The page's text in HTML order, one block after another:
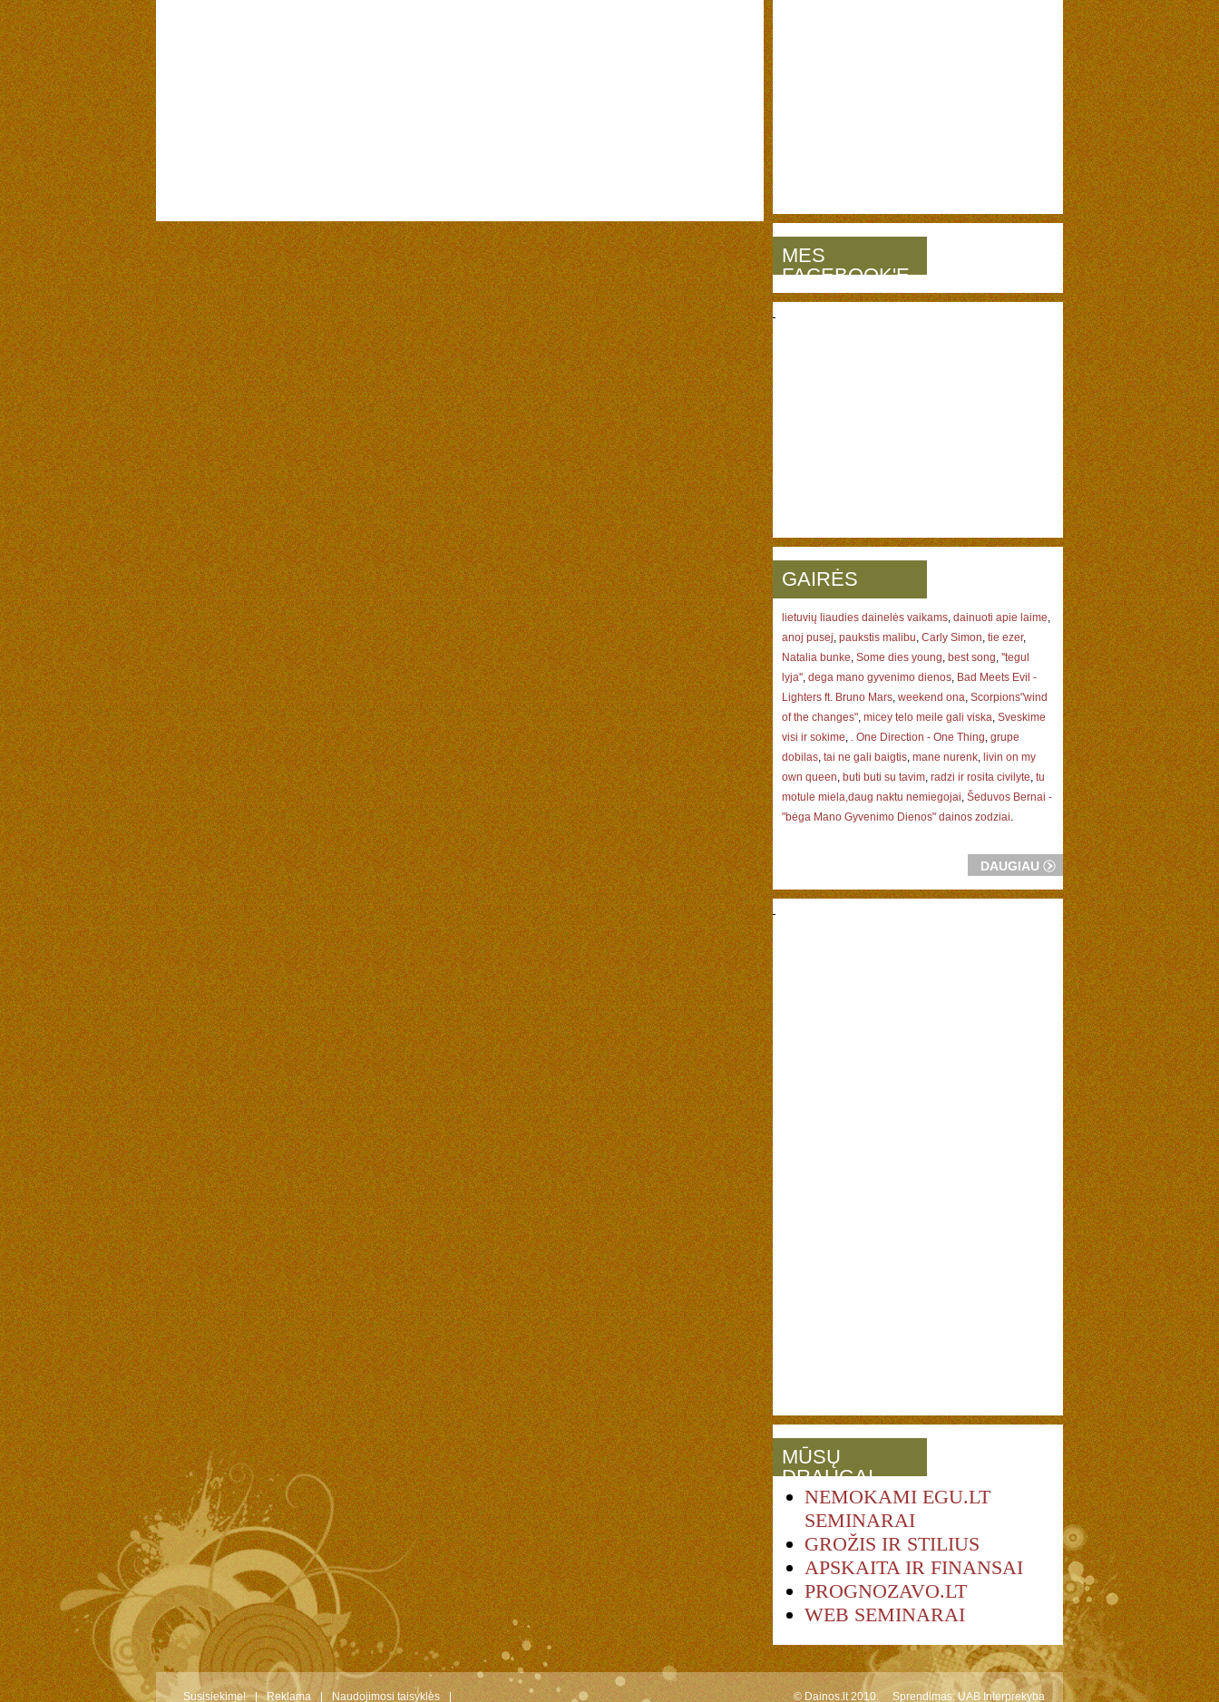
MES
FACEBOOK'E
GAIRĖS
lietuvių liaudies dainelės vaikams, dainuoti apie laime,
anoj pusej, paukstis malibu, Carly Simon, tie ezer,
Natalia bunke, Some dies young, best song, ''tegul
lyja'', dega mano gyvenimo dienos, Bad Meets Evil -
Lighters ft. Bruno Mars, weekend ona, Scorpions"wind
of the changes", micey telo meile gali viska, Sveskime
visi ir sokime, . One Direction - One Thing, grupe
dobilas, tai ne gali baigtis, mane nurenk, livin on my
own queen, buti buti su tavim, radzi ir rosita civilyte, tu
motule miela,daug naktu nemiegojai, Šeduvos Bernai -
"bėga Mano Gyvenimo Dienos" dainos zodziai.
DAUGIAU
MŪSŲ
DRAUGAI
NEMOKAMI EGU.LT
SEMINARAI
GROŽIS IR STILIUS
APSKAITA IR FINANSAI
PROGNOZAVO.LT
WEB SEMINARAI
Susisiekime! | Reklama Naudojimosi taisyklės | Sprendimas:UAB Interprekyba
© Dainos.lt 2010.